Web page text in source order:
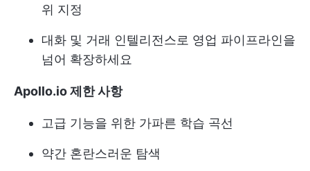
위 지정
대화 및 거래 인텔리전스로 영업 파이프라인을
넘어 확장하세요
Apollo.io 제한 사항
고급 기능을 위한 가파른 학습 곡선
약간 혼란스러운 탐색